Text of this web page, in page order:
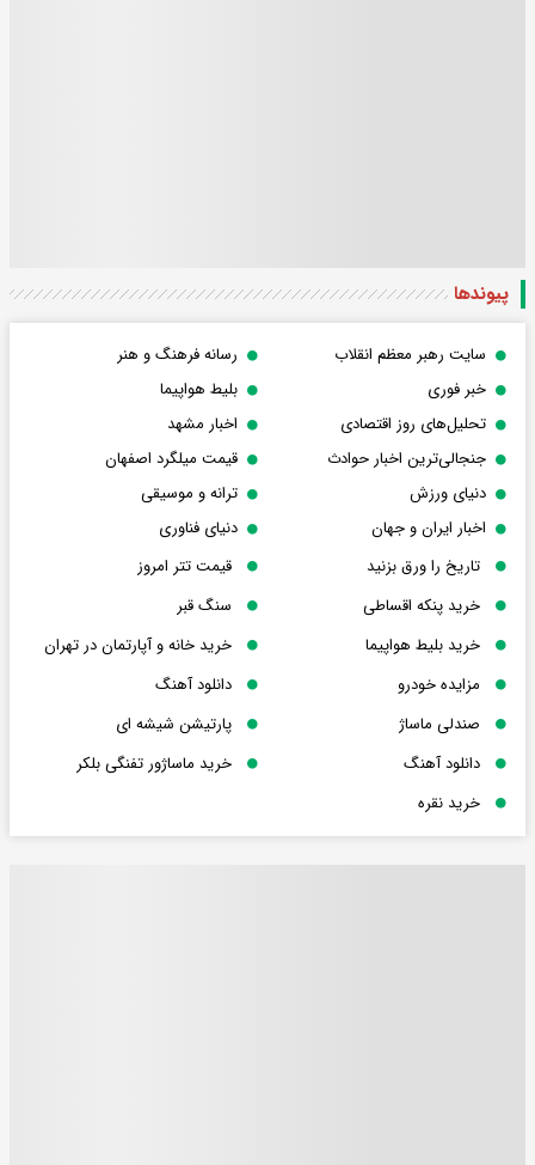
پیوندها
سایت رهبر معظم انقلاب
رسانه فرهنگ و هنر
خبر فوری
بلیط هواپیما
تحلیل‌های روز اقتصادی
اخبار مشهد
جنجالی‌ترین اخبار حوادث
قیمت میلگرد اصفهان
دنیای ورزش
ترانه و موسیقی
اخبار ایران و جهان
دنیای فناوری
تاریخ را ورق بزنید
قیمت تتر امروز
خرید پنکه اقساطی
سنگ قبر
خرید بلیط هواپیما
خرید خانه و آپارتمان در تهران
مزایده خودرو
دانلود آهنگ
صندلی ماساژ
پارتیشن شیشه ای
دانلود آهنگ
خرید ماساژور تفنگی بلکر
خرید نقره